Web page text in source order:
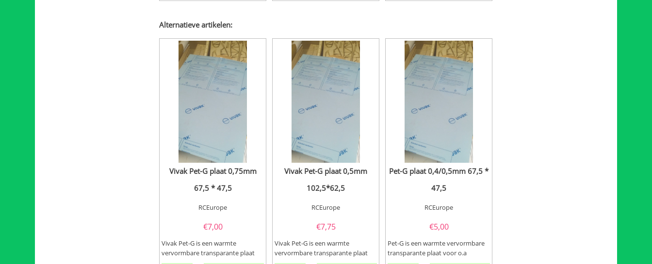
Alternatieve artikelen:
Vivak Pet-G plaat 0,75mm
67,5 * 47,5
RCEurope
€7,00
Vivak Pet-G is een warmte
vervormbare transparante plaat
Vivak Pet-G plaat 0,5mm
102,5*62,5
RCEurope
€7,75
Vivak Pet-G is een warmte
vervormbare transparante plaat
Pet-G plaat 0,4/0,5mm 67,5 *
47,5
RCEurope
€5,00
Pet-G is een warmte vervormbare
transparante plaat voor o.a